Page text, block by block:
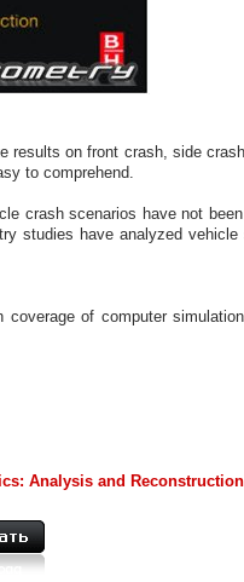
results on front crash, side
to comprehend.
crash scenarios have not
studies have analyzed
of computer
Analysis and